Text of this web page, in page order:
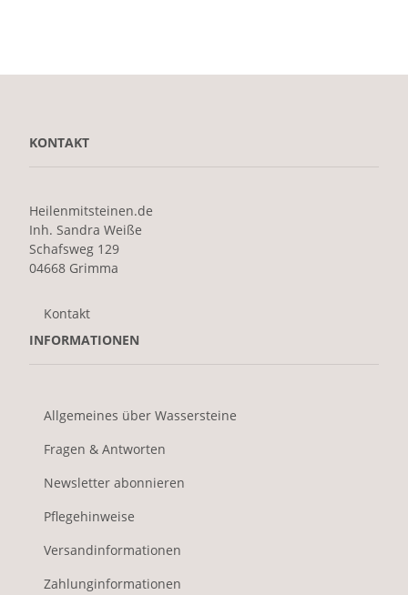
KONTAKT
Heilenmitsteinen.de
Inh. Sandra Weiße
Schafsweg 129
04668 Grimma
Kontakt
INFORMATIONEN
Allgemeines über Wassersteine
Fragen & Antworten
Newsletter abonnieren
Pflegehinweise
Versandinformationen
Zahlunginformationen